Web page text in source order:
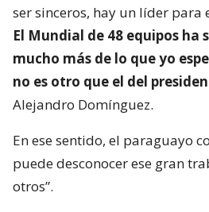
ser sinceros, hay un líder para
El Mundial de 48 equipos ha
mucho más de lo que yo
no es otro que el del
Alejandro Domínguez.
En ese sentido, el paraguayo
puede desconocer ese gran
otros”.